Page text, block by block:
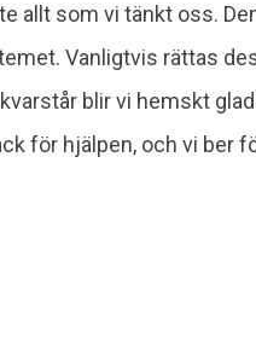
allt som vi tänkt oss.
Vanligtvis rättas
blir vi hemskt
för hjälpen, och vi ber